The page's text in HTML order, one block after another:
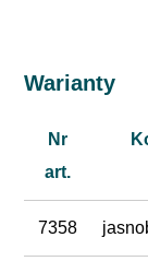
Warianty
Nr
art.
7358